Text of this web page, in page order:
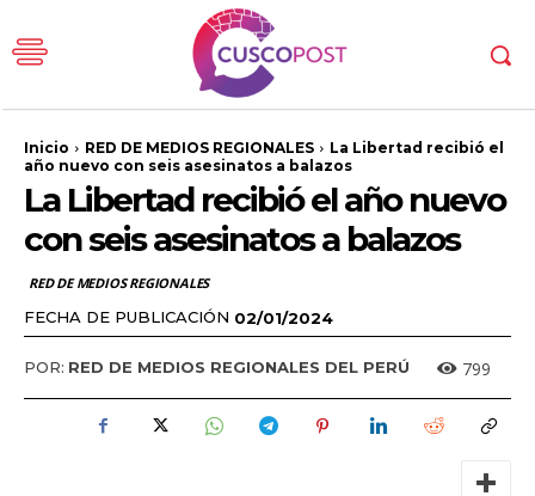
Inicio RED DE MEDIOS REGIONALES
La Libertad recibió el
año nuevo con seis asesinatos a balazos
La Libertad recibió el año nuevo
con seis asesinatos a balazos
RED DE MEDIOS REGIONALES
FECHA DE PUBLICACIÓN 02/01/2024
POR: RED DE MEDIOS REGIONALES DEL PERÚ 799